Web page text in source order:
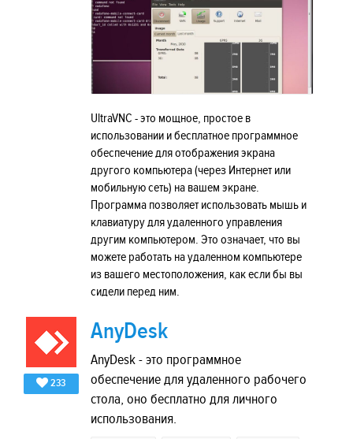
UltraVNC - это мощное, простое в
использовании и бесплатное программное
обеспечение для отображения экрана
другого компьютера (через Интернет или
мобильную сеть) на вашем экране.
Программа позволяет использовать мышь и
клавиатуру для удаленного управления
другим компьютером. Это означает, что вы
можете работать на удаленном компьютере
из вашего местоположения, как если бы вы
сидели перед ним.
233
AnyDesk
AnyDesk - это программное
обеспечение для удаленного рабочего
стола, оно бесплатно для личного
использования.